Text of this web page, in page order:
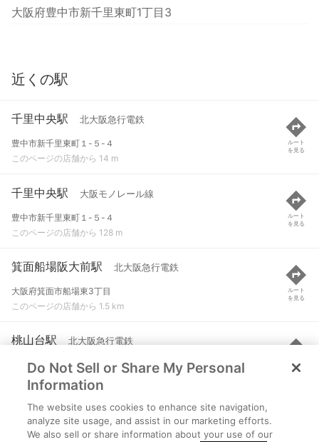
大阪府豊中市新千里東町1丁目3
近くの駅
千里中央駅 北大阪急行電鉄
豊中市新千里東町１-５-４
このページの店舗から 14 m
ルート
を見る
千里中央駅 大阪モノレール線
豊中市新千里東町１-５-４
このページの店舗から 128 m
ルート
を見る
箕面船場阪大前駅 北大阪急行電鉄
大阪府箕面市船場東3丁目
このページの店舗から 1.5 km
ルート
を見る
桃山台駅 北大阪急行電鉄
吹田市桃山台５-１-１
このページの店舗から 1.7 km
ルート
を見る
少路駅 大阪モノレール線
豊中市少路１
Do Not Sell or Share My Personal
Information
The website uses cookies to enhance site navigation,
analyze site usage, and assist in our marketing efforts.
We also sell or share information about your use of our